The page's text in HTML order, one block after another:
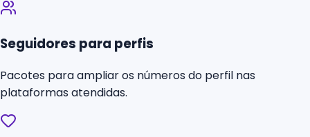
Seguidores para perfis
Pacotes para ampliar os números do perfil nas
plataformas atendidas.